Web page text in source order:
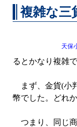
複雑な三
天保
るとかなり複雑で
まず、金貨(小
幣でした。どれ
つまり、同じ